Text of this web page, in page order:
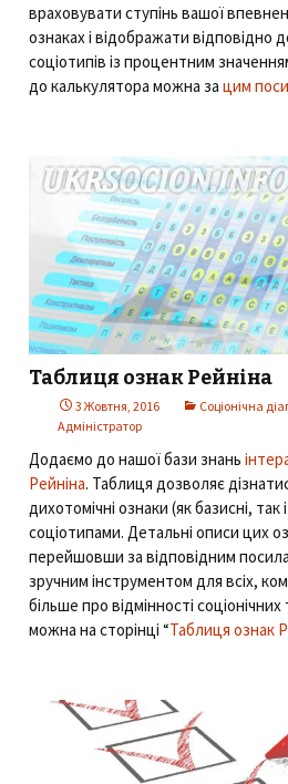
враховувати ступінь вашої
ознаках і відображати відповідно
соціотипів із процентним
до калькулятора можна за цим
Таблиця ознак Рейніна
3 Жовтня, 2016
Соціонічна
Адміністратор
Додаємо до нашої бази знань
Рейніна. Таблиця дозволяє
дихотомічні ознаки (як базисні,
соціотипами. Детальні описи цих
перейшовши за відповідним
зручним інструментом для всіх,
більше про відмінності
можна на сторінці “Таблиця ознак